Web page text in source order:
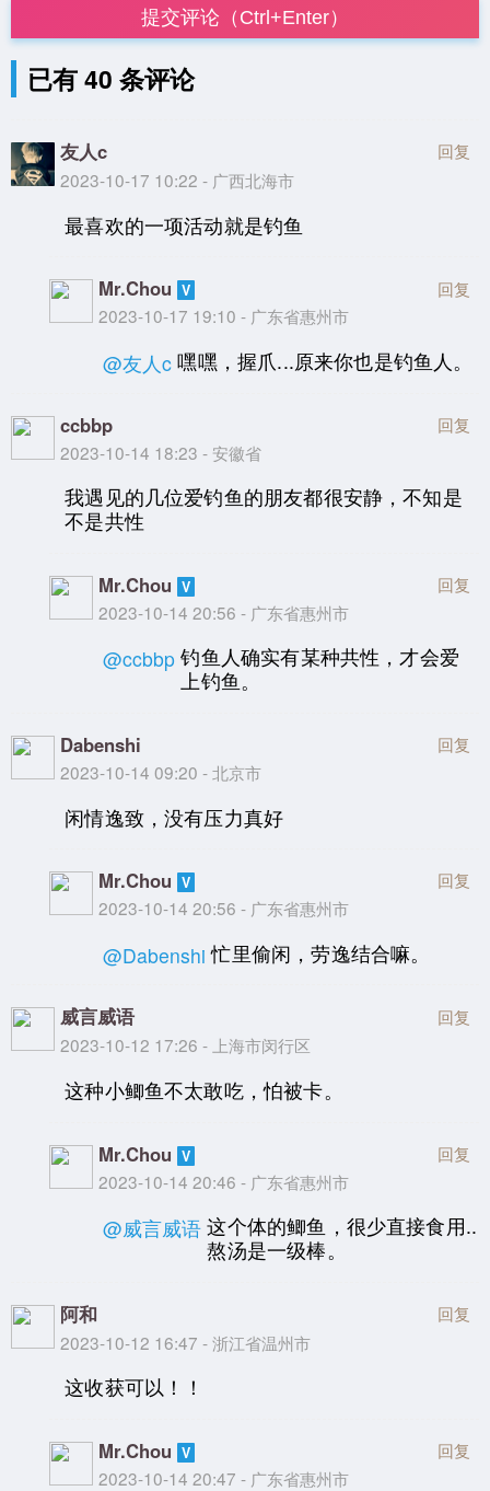
提交评论（Ctrl+Enter）
已有 40 条评论
友人c
2023-10-17 10:22 - 广西北海市
回复
最喜欢的一项活动就是钓鱼
Mr.Chou
2023-10-17 19:10 - 广东省惠州市
回复
@友人c 嘿嘿，握爪...原来你也是钓鱼人。
ccbbp
2023-10-14 18:23 - 安徽省
回复
我遇见的几位爱钓鱼的朋友都很安静，不知是
不是共性
Mr.Chou
2023-10-14 20:56 - 广东省惠州市
回复
@ccbbp 钓鱼人确实有某种共性，才会爱
上钓鱼。
Dabenshi
2023-10-14 09:20 - 北京市
回复
闲情逸致，没有压力真好
Mr.Chou
2023-10-14 20:56 - 广东省惠州市
回复
@Dabenshi 忙里偷闲，劳逸结合嘛。
威言威语
2023-10-12 17:26 - 上海市闵行区
回复
这种小鲫鱼不太敢吃，怕被卡。
Mr.Chou
2023-10-14 20:46 - 广东省惠州市
回复
@威言威语 这个体的鲫鱼，很少直接食用..
熬汤是一级棒。
阿和
2023-10-12 16:47 - 浙江省温州市
回复
这收获可以！！
Mr.Chou
2023-10-14 20:47 - 广东省惠州市
回复